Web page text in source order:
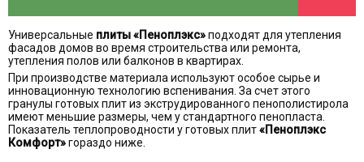
Универсальные плиты «Пеноплэкс»подходят для утепления
фасадов домов во время строительства или ремонта,
утепления полов или балконов в квартирах.
При производстве материала используют особое сырье и
инновационную технологию вспенивания. За счет этого
гранулы готовых плит из экструдированного пенополистирола
имеют меньшие размеры, чем у стандартного пенопласта.
Показатель теплопроводности у готовых плит«Пеноплэкс
Комфорт»гораздо ниже.